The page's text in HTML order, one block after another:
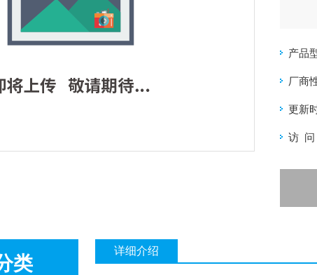
产品
厂商
更新
访 问
类
详细介绍